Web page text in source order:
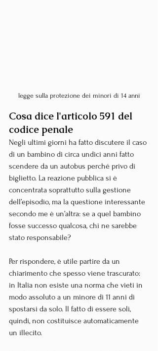
legge sulla protezione dei minori di 14 anni
Cosa dice l'articolo 591 del
codice penale
Negli ultimi giorni ha fatto discutere il caso
di un bambino di circa undici anni fatto
scendere da un autobus perché privo di
biglietto. La reazione pubblica si è
concentrata soprattutto sulla gestione
dell’episodio, ma la questione interessante
secondo me è un’altra: se a quel bambino
fosse successo qualcosa, chi ne sarebbe
stato responsabile?
Per rispondere, è utile partire da un
chiarimento che spesso viene trascurato:
in Italia non esiste una norma che vieti in
modo assoluto a un minore di 11 anni di
spostarsi da solo. Il fatto di essere soli,
quindi, non costituisce automaticamente
un illecito.